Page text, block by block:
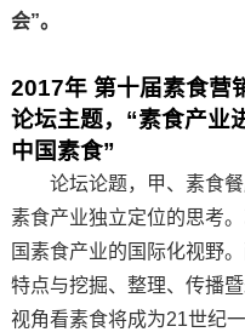
会”。
2017年 第十届素食营
论坛主题，“素食产业
中国素食”
论坛论题，甲、素食
素食产业独立定位的思考
国素食产业的国际化视野
特点与挖掘、整理、传播
视角看素食将成为21世纪